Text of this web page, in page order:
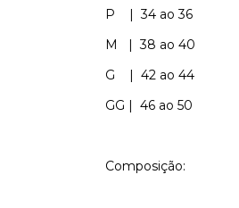
P | 34 ao 36
M | 38 ao 40
G | 42 ao 44
GG | 46 ao 50
Composição: